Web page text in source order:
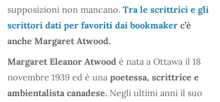
supposizioni non mancano. Tra le scrittrici e gli
scrittori dati per favoriti dai bookmaker c’è
anche Margaret Atwood.
Margaret Eleanor Atwood è nata a Ottawa il 18
novembre 1939 ed è una poetessa, scrittrice e
ambientalista canadese. Negli ultimi anni il suo